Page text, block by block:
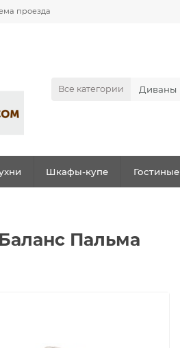
проезда
Все категории
Шкафы-купе Гостиные
Пальма